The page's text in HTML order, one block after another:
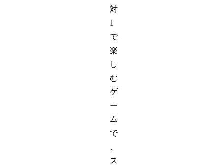
対
1
で
楽
し
む
ゲ
ー
ム
で
ス